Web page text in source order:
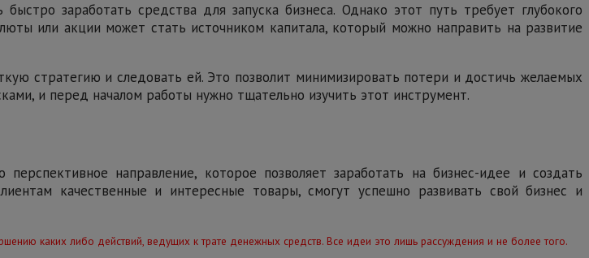
заработать средства для запуска бизнеса. Однако этот путь требует глубокого
или акции может стать источником капитала, который можно направить на развитие
стратегию и следовать ей. Это позволит минимизировать потери и достичь желаемых
и перед началом работы нужно тщательно изучить этот инструмент.
направление, которое позволяет заработать на бизнес-идее и создать
качественные и интересные товары, смогут успешно развивать свой бизнес и
каких либо действий, ведущих к трате денежных средств. Все идеи это лишь рассуждения и не более того.